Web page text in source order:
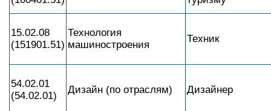
15.02.08
(151901.51)
Технология
машиностроения
Техник
54.02.01
(54.02.01)
Дизайн (по отраслям) Дизайнер